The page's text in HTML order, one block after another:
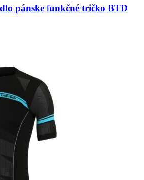
pánske funkčné tričko BTD